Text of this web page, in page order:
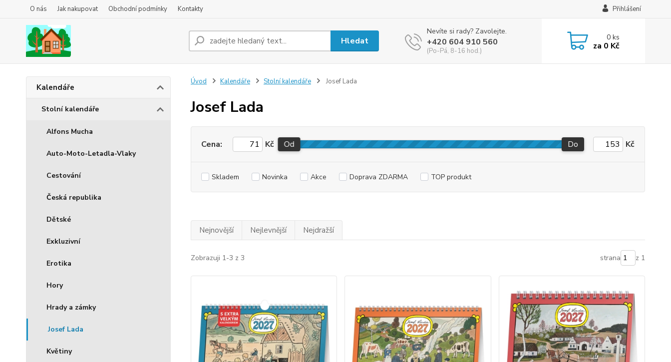
O nás Jak nakupovat Obchodní podmínky Kontakty Přihlášení
Hledat
Nevíte si rady? Zavolejte.
+420 604 910 560
(Po-Pá, 8-16 hod.)
0ks
za 0 Kč
Kalendáře
Stolní kalendáře
Alfons Mucha
Auto-Moto-Letadla-Vlaky
Cestování
Česká republika
Dětské
Exkluzivní
Erotika
Hory
Hrady a zámky
Josef Lada
Květiny
Úvod Kalendáře Stolní kalendáře Josef Lada
Josef Lada
Cena: Kč Od Do Kč
Skladem Novinka Akce Doprava ZDARMA TOP produkt
Nejnovější Nejlevnější Nejdražší
Zobrazuji 1-3 z 3 strana z 1